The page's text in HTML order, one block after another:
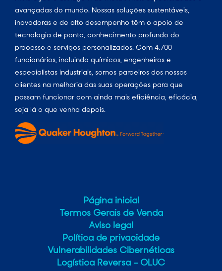
avançadas do mundo. Nossas soluções sustentáveis,
inovadoras e de alto desempenho têm o apoio de
tecnologia de ponta, conhecimento profundo do
processo e serviços personalizados. Com 4.700
funcionários, incluindo químicos, engenheiros e
especialistas industriais, somos parceiros dos nossos
clientes na melhoria das suas operações para que
possam funcionar com ainda mais eficiência, eficácia,
seja lá o que venha depois.
Página inicial
Termos Gerais de Venda
Aviso legal
Política de privacidade
Vulnerabilidades Cibernéticas
Logística Reversa – OLUC